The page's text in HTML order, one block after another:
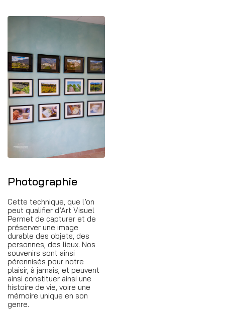
Photographie
Cette technique, que l’on
peut qualifier d’Art Visuel
Permet de capturer et de
préserver une image
durable des objets, des
personnes, des lieux. Nos
souvenirs sont ainsi
pérennisés pour notre
plaisir, à jamais, et peuvent
ainsi constituer ainsi une
histoire de vie, voire une
mémoire unique en son
genre.